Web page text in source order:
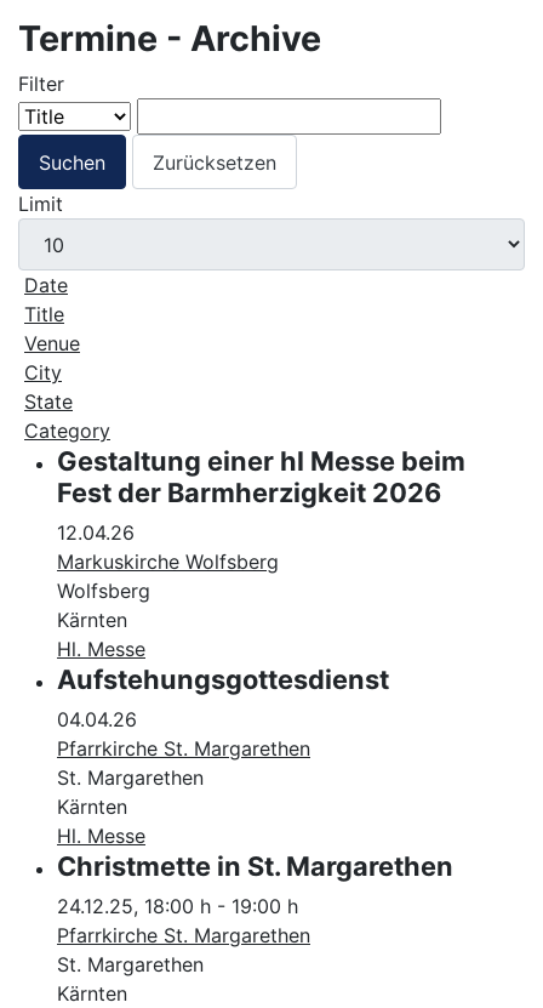
Termine - Archive
Filter
Suchen
Zurücksetzen
Limit
Date
Title
Venue
City
State
Category
Gestaltung einer hl Messe beim
Fest der Barmherzigkeit 2026
12.04.26
Markuskirche Wolfsberg
Wolfsberg
Kärnten
Hl. Messe
Aufstehungsgottesdienst
04.04.26
Pfarrkirche St. Margarethen
St. Margarethen
Kärnten
Hl. Messe
Christmette in St. Margarethen
24.12.25, 18:00 h - 19:00 h
Pfarrkirche St. Margarethen
St. Margarethen
Kärnten